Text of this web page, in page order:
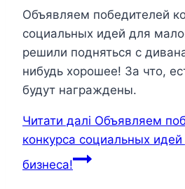
Объявляем победителей
социальных идей для
решили подняться с
нибудь хорошее! За что,
будут награждены.
Читати далі Объявляем
конкурса социальных
бизнеса!